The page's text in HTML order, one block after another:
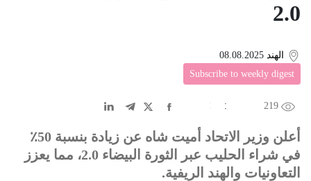
2.0
الهند 08.08.2025
Subscribe to weekly digest
219
中文
DE عربى
أعلن وزير الاتحاد أميت شاه عن زيادة بنسبة 50٪
في شراء الحليب عبر الثورة البيضاء 2.0، مما يعزز
التعاونيات والهند الريفية.